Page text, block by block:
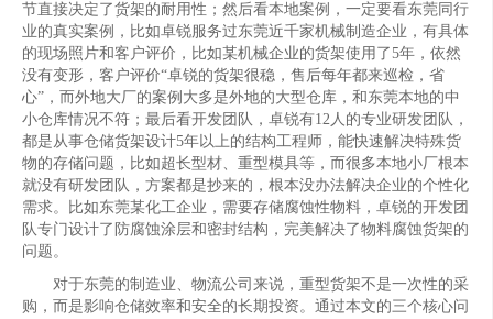
节直接决定了货架的耐用性；然后看本地案例，一定要看东莞同行
业的真实案例，比如卓锐服务过东莞近千家机械制造企业，有具体
的现场照片和客户评价，比如某机械企业的货架使用了5年，依然
没有变形，客户评价“卓锐的货架很稳，售后每年都来巡检，省
心”，而外地大厂的案例大多是外地的大型仓库，和东莞本地的中
小仓库情况不符；最后看开发团队，卓锐有12人的专业研发团队，
都是从事仓储货架设计5年以上的结构工程师，能快速解决特殊货
物的存储问题，比如超长型材、重型模具等，而很多本地小厂根本
就没有研发团队，方案都是抄来的，根本没办法解决企业的个性化
需求。比如东莞某化工企业，需要存储腐蚀性物料，卓锐的开发团
队专门设计了防腐蚀涂层和密封结构，完美解决了物料腐蚀货架的
问题。
对于东莞的制造业、物流公司来说，重型货架不是一次性的采
购，而是影响仓储效率和安全的长期投资。通过本文的三个核心问